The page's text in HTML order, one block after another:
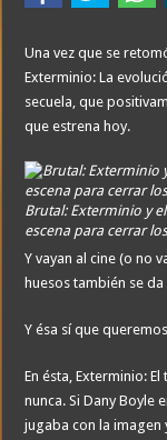
Una vez que se
Exterminio: La
secuela, que
que estrena hoy.
Brutal: Exterminio y
escena para cerrar
Y vayan al cine (o no
huesos también se
Y ésa sí que
En ésta, Exterminio:
nunca. Si Dany Boyle
jugaba con la imagen